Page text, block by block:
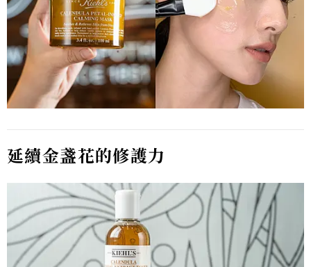
延續金盞花的修護力